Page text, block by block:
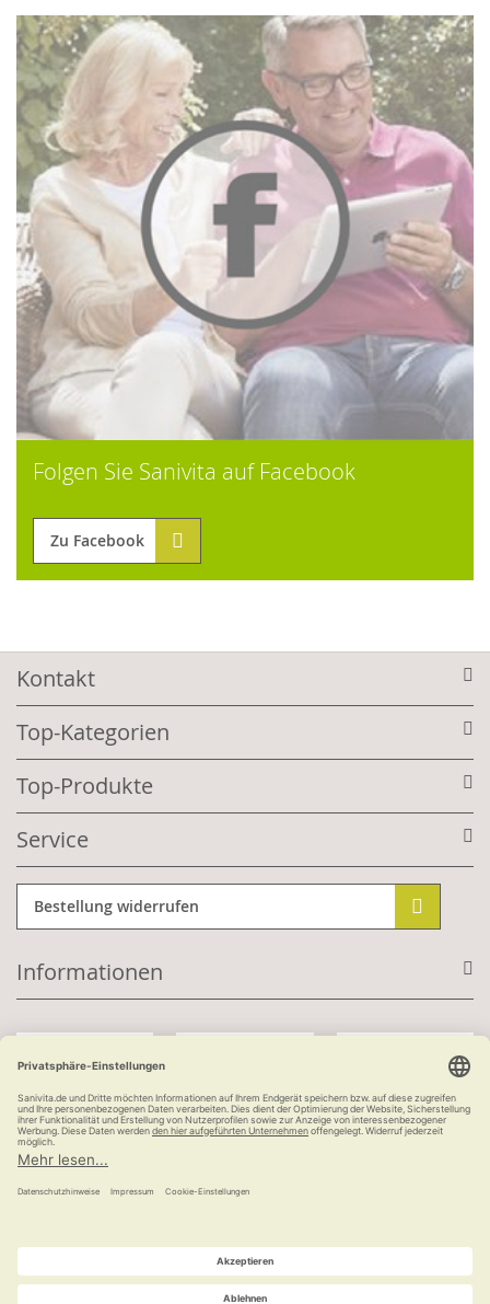
Folgen Sie Sanivita auf Facebook
Zu Facebook
Kontakt
Top-Kategorien
Top-Produkte
Service
Bestellung widerrufen
Informationen
Kauf auf Rechnung
versandkostenfrei